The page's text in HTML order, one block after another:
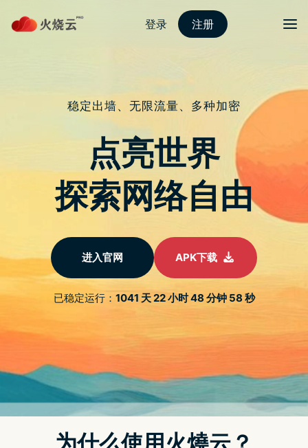
Menu
真的好用强大！Apple ProRAW 教学与
实测 (使用方式/ 动态范围实测) @3C 达
人廖阿辉
2020 年 12 月 26 日